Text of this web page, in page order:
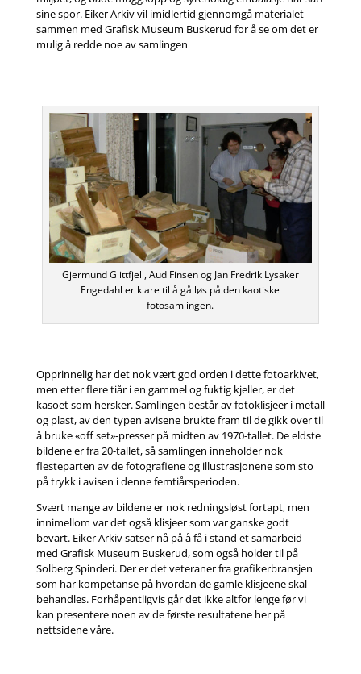
sine spor. Eiker Arkiv vil imidlertid gjennomgå materialet
sammen med Grafisk Museum Buskerud for å se om det er
mulig å redde noe av samlingen
Gjermund Glittfjell, Aud Finsen og Jan Fredrik Lysaker
Engedahl er klare til å gå løs på den kaotiske
fotosamlingen.
Opprinnelig har det nok vært god orden i dette fotoarkivet,
men etter flere tiår i en gammel og fuktig kjeller, er det
kasoet som hersker. Samlingen består av fotoklisjeer i metall
og plast, av den typen avisene brukte fram til de gikk over til
å bruke «off set»-presser på midten av 1970-tallet. De eldste
bildene er fra 20-tallet, så samlingen inneholder nok
flesteparten av de fotografiene og illustrasjonene som sto
på trykk i avisen i denne femtiårsperioden.
Svært mange av bildene er nok redningsløst fortapt, men
innimellom var det også klisjeer som var ganske godt
bevart. Eiker Arkiv satser nå på å få i stand et samarbeid
med Grafisk Museum Buskerud, som også holder til på
Solberg Spinderi. Der er det veteraner fra grafikerbransjen
som har kompetanse på hvordan de gamle klisjeene skal
behandles. Forhåpentligvis går det ikke altfor lenge før vi
kan presentere noen av de første resultatene her på
nettsidene våre.